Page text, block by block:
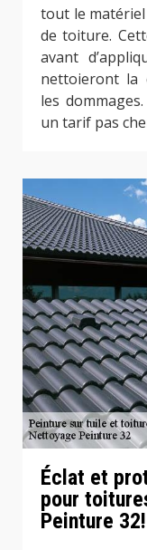
tout le
de toiture.
avant
nettoieront la
les
un tarif pas
Éclat et
pour
Peinture 32!